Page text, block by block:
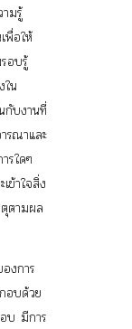
ามรู้
พื่อให้
อบรู้
น
กับงานที่
รณาและ
รใดๆ
ข้าใจสิ่ง
ตามผล
งการ
อบด้วย
บ มีการ